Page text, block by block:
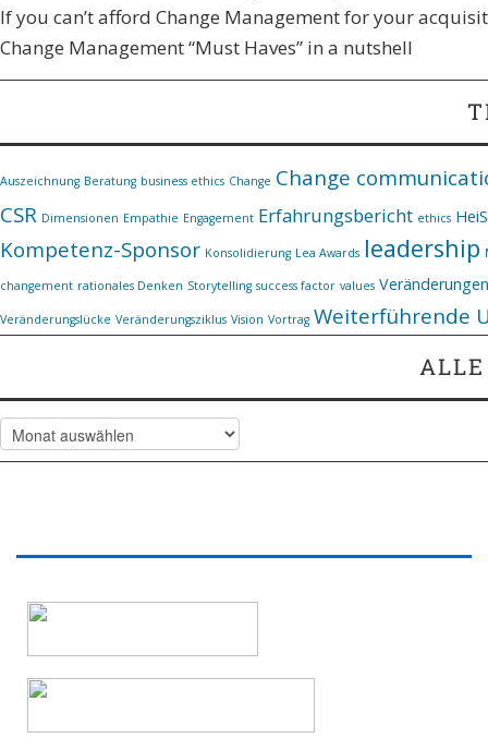
If you can’t afford Change Management for your
Change Management “Must Haves” in a nutshell
Auszeichnung Beratung business ethics Change Change
CSR Dimensionen Empathie Engagement Erfahrungsbericht ethics
Kompetenz-Sponsor Konsolidierung Lea Awards leadership
changement rationales Denken Storytelling success factor values Veränderungen
Veränderungslücke Veränderungsziklus Vision Vortrag Weiterführende